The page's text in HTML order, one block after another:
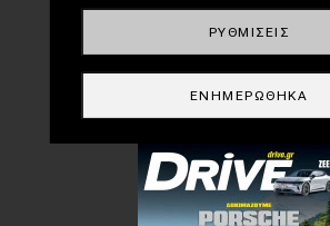
DRIVE USED
Περιοδικό
ΡΥΘΜΊΣΕΙΣ
ΕΝΗΜΕΡΏΘΗΚΑ